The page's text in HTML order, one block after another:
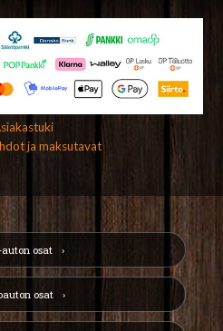
ja maksutavat
auton osat
osat